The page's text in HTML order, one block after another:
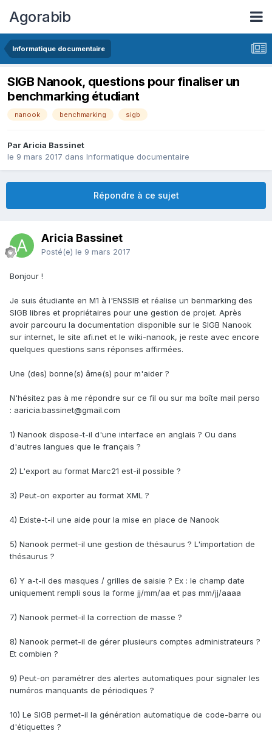
Agorabib
Informatique documentaire
SIGB Nanook, questions pour finaliser un
benchmarking étudiant
nanook benchmarking sigb
Par Aricia Bassinet
le 9 mars 2017 dans Informatique documentaire
Répondre à ce sujet
Aricia Bassinet
Posté(e) le 9 mars 2017
Bonjour !
Je suis étudiante en M1 à l'ENSSIB et réalise un benmarking des
SIGB libres et propriétaires pour une gestion de projet. Après
avoir parcouru la documentation disponible sur le SIGB Nanook
sur internet, le site afi.net et le wiki-nanook, je reste avec encore
quelques questions sans réponses affirmées.
Une (des) bonne(s) âme(s) pour m'aider ?
N'hésitez pas à me répondre sur ce fil ou sur ma boîte mail perso
: aaricia.bassinet@gmail.com
1) Nanook dispose-t-il d'une interface en anglais ? Ou dans
d'autres langues que le français ?
2) L'export au format Marc21 est-il possible ?
3) Peut-on exporter au format XML ?
4) Existe-t-il une aide pour la mise en place de Nanook
5) Nanook permet-il une gestion de thésaurus ? L'importation de
thésaurus ?
6) Y a-t-il des masques / grilles de saisie ? Ex : le champ date
uniquement rempli sous la forme jj/mm/aa et pas mm/jj/aaaa
7) Nanook permet-il la correction de masse ?
8) Nanook permet-il de gérer plusieurs comptes administrateurs ?
Et combien ?
9) Peut-on paramétrer des alertes automatiques pour signaler les
numéros manquants de périodiques ?
10) Le SIGB permet-il la génération automatique de code-barre ou
d'étiquettes ?